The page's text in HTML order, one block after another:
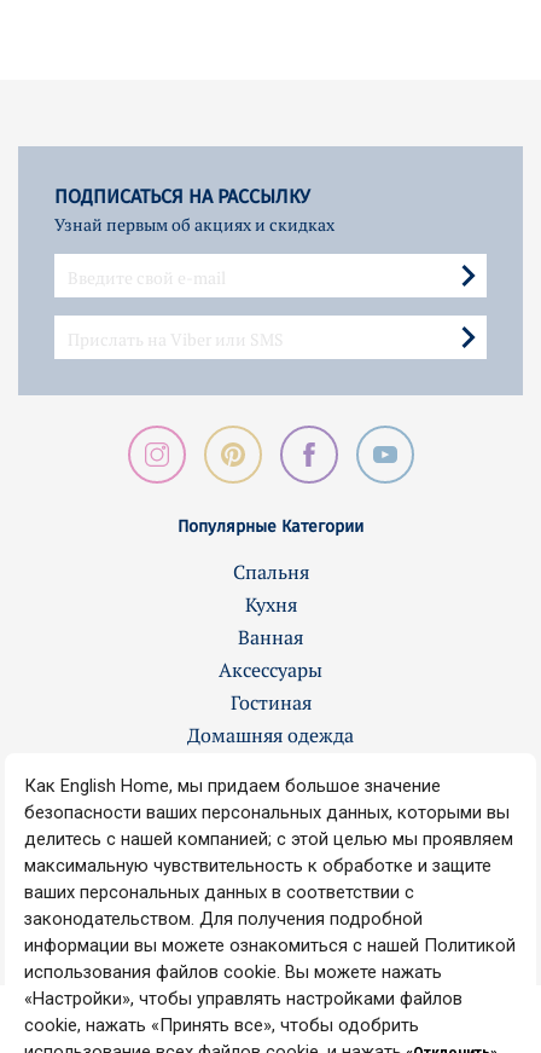
ПОДПИСАТЬСЯ НА РАССЫЛКУ
Узнай первым об акциях и скидках
Популярные Категории
Спальня
Кухня
Ванная
Аксессуары
Гостиная
Домашняя одежда
Контакты
О нас
Вакансии
Наши магазины
Copyright © 2008-2025 ENGLISH HOME Все права защищены.